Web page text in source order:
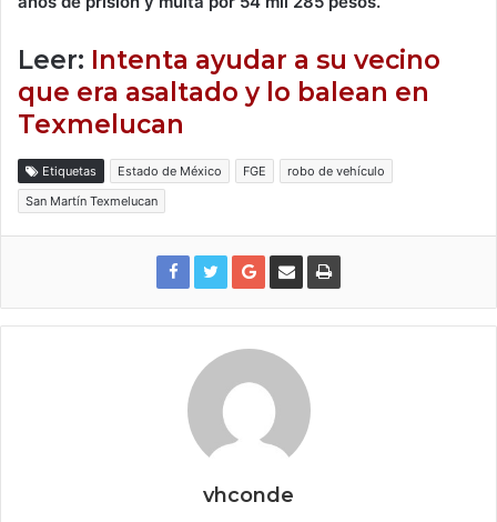
Leer: Intenta ayudar a su vecino
que era asaltado y lo balean en
Texmelucan
Etiquetas Estado de México FGE
robo de vehículo
San Martín Texmelucan
vhconde